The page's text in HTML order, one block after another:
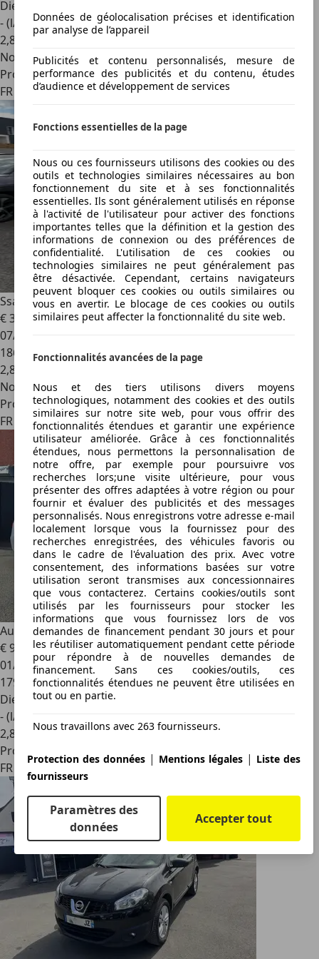
Diesel
- (l/100 km)
2,8
Nouveau
Professionnel
FR 57490
SsangYong Tivoli1.6 XDI
€ 3 200
07/2018
186 750 km
2,8
Nouveau
Professionnel
FR 76150
Audi A42.0 TDI 150 ch Berline Ambiente
€ 9 990
01/2015
179 000 km
Diesel
- (l/100 km)
2,8
Professionnel
FR 90400
Données de géolocalisation précises et identification
par analyse de l’appareil
Publicités et contenu personnalisés, mesure de
performance des publicités et du contenu, études
d’audience et développement de services
Fonctions essentielles de la page
Nous ou ces fournisseurs utilisons des cookies ou des
outils et technologies similaires nécessaires au bon
fonctionnement du site et à ses fonctionnalités
essentielles. Ils sont généralement utilisés en réponse
à l'activité de l'utilisateur pour activer des fonctions
importantes telles que la définition et la gestion des
informations de connexion ou des préférences de
confidentialité. L'utilisation de ces cookies ou
technologies similaires ne peut généralement pas
être désactivée. Cependant, certains navigateurs
peuvent bloquer ces cookies ou outils similaires ou
vous en avertir. Le blocage de ces cookies ou outils
similaires peut affecter la fonctionnalité du site web.
Fonctionnalités avancées de la page
Nous et des tiers utilisons divers moyens
technologiques, notamment des cookies et des outils
similaires sur notre site web, pour vous offrir des
fonctionnalités étendues et garantir une expérience
utilisateur améliorée. Grâce à ces fonctionnalités
étendues, nous permettons la personnalisation de
notre offre, par exemple pour poursuivre vos
recherches lors;une visite ultérieure, pour vous
présenter des offres adaptées à votre région ou pour
fournir et évaluer des publicités et des messages
personnalisés. Nous enregistrons votre adresse e-mail
localement lorsque vous la fournissez pour des
recherches enregistrées, des véhicules favoris ou
dans le cadre de l'évaluation des prix. Avec votre
consentement, des informations basées sur votre
utilisation seront transmises aux concessionnaires
que vous contacterez. Certains cookies/outils sont
utilisés par les fournisseurs pour stocker les
informations que vous fournissez lors de vos
demandes de financement pendant 30 jours et pour
les réutiliser automatiquement pendant cette période
pour répondre à de nouvelles demandes de
financement. Sans ces cookies/outils, ces
fonctionnalités étendues ne peuvent être utilisées en
tout ou en partie.
Nous travaillons avec 263 fournisseurs.
Protection des données | Mentions légales | Liste des
fournisseurs
Paramètres des
données
Accepter tout